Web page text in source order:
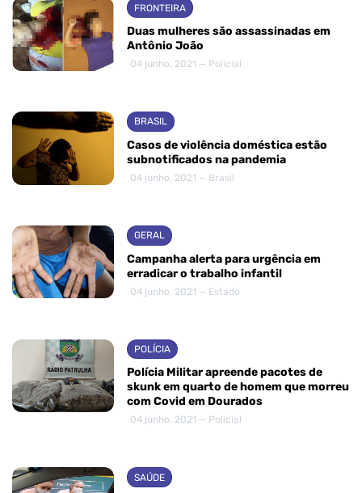
FRONTEIRA
Duas mulheres são assassinadas em
Antônio João
04 junho, 2021 — Policial
BRASIL
Casos de violência doméstica estão
subnotificados na pandemia
04 junho, 2021 — Brasil
GERAL
Campanha alerta para urgência em
erradicar o trabalho infantil
04 junho, 2021 — Estado
POLÍCIA
Polícia Militar apreende pacotes de
skunk em quarto de homem que morreu
com Covid em Dourados
04 junho, 2021 — Policial
SAÚDE